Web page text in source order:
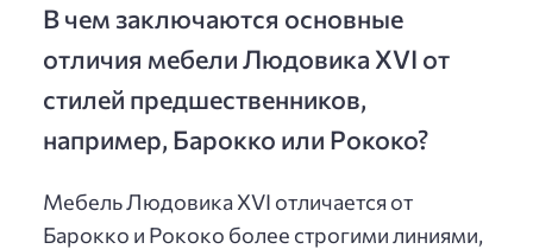
В чем заключаются основные
отличия мебели Людовика XVI от
стилей предшественников,
например, Барокко или Рококо?
Мебель Людовика XVI отличается от
Барокко и Рококо более строгими линиями,